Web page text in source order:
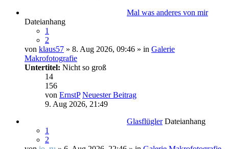
Mal was anderes von mir
Dateianhang
1
2
von klaus57 » 8. Aug 2026, 09:46 » in Galerie
Makrofotografie
Untertitel: Nicht so groß
14
156
von ErnstP Neuester Beitrag
9. Aug 2026, 21:49
Glasflügler Dateianhang
1
2